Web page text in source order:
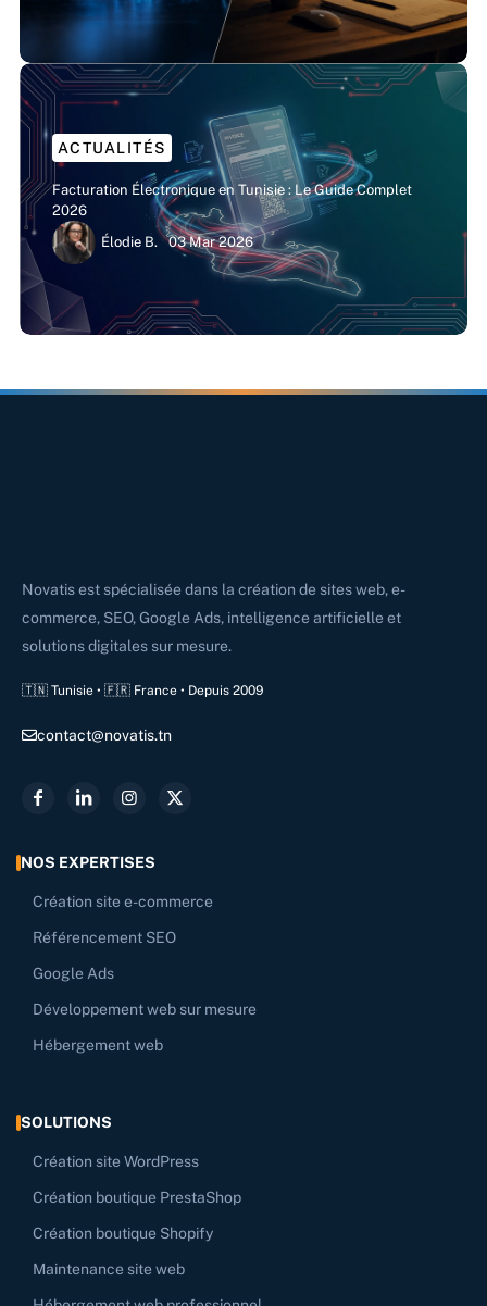
ACTUALITÉS
Facturation Électronique en Tunisie : Le Guide Complet
2026
Élodie B.
03 Mar 2026
Novatis est spécialisée dans la création de sites web, e-
commerce, SEO, Google Ads, intelligence artificielle et
solutions digitales sur mesure.
🇹🇳 Tunisie • 🇫🇷 France • Depuis 2009
contact@novatis.tn
NOS EXPERTISES
Création site e-commerce
Référencement SEO
Google Ads
Développement web sur mesure
Hébergement web
SOLUTIONS
Création site WordPress
Création boutique PrestaShop
Création boutique Shopify
Maintenance site web